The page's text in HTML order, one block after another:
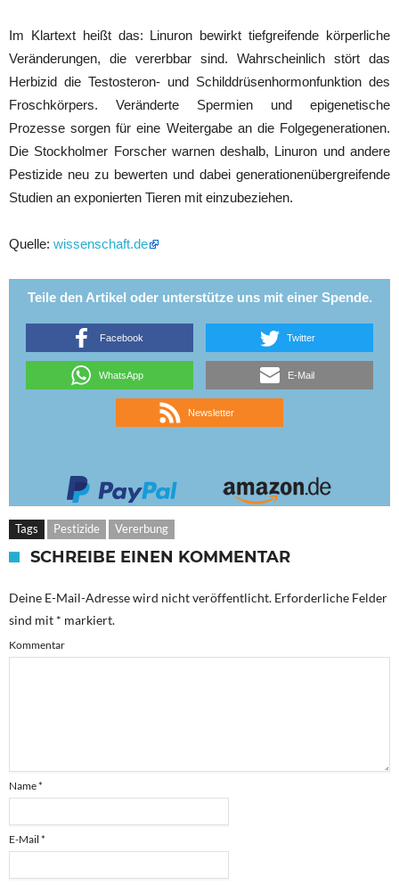
Im Klartext heißt das: Linuron bewirkt tiefgreifende körperliche
Veränderungen, die vererbbar sind. Wahrscheinlich stört das
Herbizid die Testosteron- und Schilddrüsenhormonfunktion des
Froschkörpers. Veränderte Spermien und epigenetische
Prozesse sorgen für eine Weitergabe an die Folgegenerationen.
Die Stockholmer Forscher warnen deshalb, Linuron und andere
Pestizide neu zu bewerten und dabei generationenübergreifende
Studien an exponierten Tieren mit einzubeziehen.
Quelle: wissenschaft.de
Teile den Artikel oder unterstütze uns mit einer Spende.
Facebook Twitter
WhatsApp E-Mail
Newsletter
Tags Pestizide Vererbung
SCHREIBE EINEN KOMMENTAR
Deine E-Mail-Adresse wird nicht veröffentlicht. Erforderliche Felder
sind mit * markiert.
Kommentar
Name*
E-Mail *